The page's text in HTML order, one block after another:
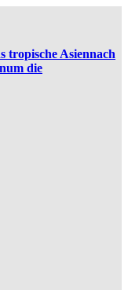
tropische Asiennach
um die